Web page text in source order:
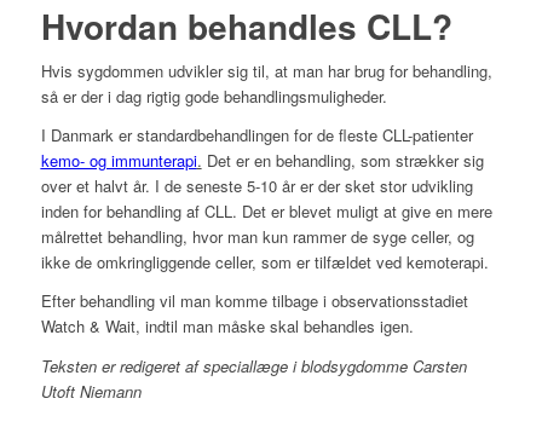
Hvordan behandles CLL?
Hvis sygdommen udvikler sig til, at man har brug for behandling,
så er der i dag rigtig gode behandlingsmuligheder.
I Danmark er standardbehandlingen for de fleste CLL-patienter
kemo- og immunterapi. Det er en behandling, som strækker sig
over et halvt år. I de seneste 5-10 år er der sket stor udvikling
inden for behandling af CLL. Det er blevet muligt at give en mere
målrettet behandling, hvor man kun rammer de syge celler, og
ikke de omkringliggende celler, som er tilfældet ved kemoterapi.
Efter behandling vil man komme tilbage i observationsstadiet
Watch & Wait, indtil man måske skal behandles igen.
Teksten er redigeret af speciallæge i blodsygdomme Carsten
Utoft Niemann